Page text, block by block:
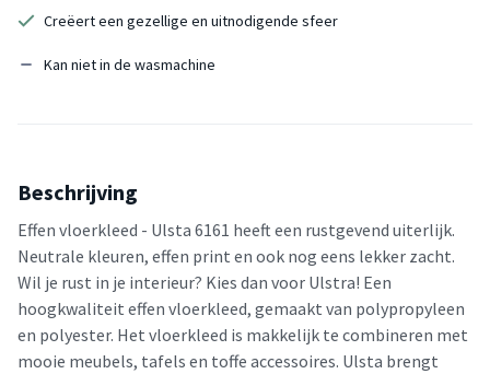
Creëert een gezellige en uitnodigende sfeer
Kan niet in de wasmachine
Beschrijving
Effen vloerkleed - Ulsta 6161 heeft een rustgevend uiterlijk.
Neutrale kleuren, effen print en ook nog eens lekker zacht.
Wil je rust in je interieur? Kies dan voor Ulstra! Een
hoogkwaliteit effen vloerkleed, gemaakt van polypropyleen
en polyester. Het vloerkleed is makkelijk te combineren met
mooie meubels, tafels en toffe accessoires. Ulsta brengt